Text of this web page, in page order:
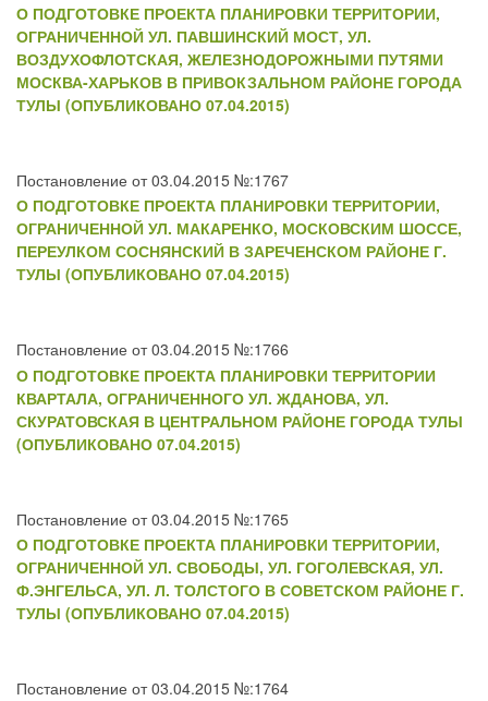
О ПОДГОТОВКЕ ПРОЕКТА ПЛАНИРОВКИ ТЕРРИТОРИИ,
ОГРАНИЧЕННОЙ УЛ. ПАВШИНСКИЙ МОСТ, УЛ.
ВОЗДУХОФЛОТСКАЯ, ЖЕЛЕЗНОДОРОЖНЫМИ ПУТЯМИ
МОСКВА-ХАРЬКОВ В ПРИВОКЗАЛЬНОМ РАЙОНЕ ГОРОДА
ТУЛЫ (ОПУБЛИКОВАНО 07.04.2015)
Постановление от 03.04.2015 №:1767
О ПОДГОТОВКЕ ПРОЕКТА ПЛАНИРОВКИ ТЕРРИТОРИИ,
ОГРАНИЧЕННОЙ УЛ. МАКАРЕНКО, МОСКОВСКИМ ШОССЕ,
ПЕРЕУЛКОМ СОСНЯНСКИЙ В ЗАРЕЧЕНСКОМ РАЙОНЕ Г.
ТУЛЫ (ОПУБЛИКОВАНО 07.04.2015)
Постановление от 03.04.2015 №:1766
О ПОДГОТОВКЕ ПРОЕКТА ПЛАНИРОВКИ ТЕРРИТОРИИ
КВАРТАЛА, ОГРАНИЧЕННОГО УЛ. ЖДАНОВА, УЛ.
СКУРАТОВСКАЯ В ЦЕНТРАЛЬНОМ РАЙОНЕ ГОРОДА ТУЛЫ
(ОПУБЛИКОВАНО 07.04.2015)
Постановление от 03.04.2015 №:1765
О ПОДГОТОВКЕ ПРОЕКТА ПЛАНИРОВКИ ТЕРРИТОРИИ,
ОГРАНИЧЕННОЙ УЛ. СВОБОДЫ, УЛ. ГОГОЛЕВСКАЯ, УЛ.
Ф.ЭНГЕЛЬСА, УЛ. Л. ТОЛСТОГО В СОВЕТСКОМ РАЙОНЕ Г.
ТУЛЫ (ОПУБЛИКОВАНО 07.04.2015)
Постановление от 03.04.2015 №:1764